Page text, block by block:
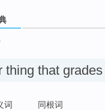
thing that
词 同根词